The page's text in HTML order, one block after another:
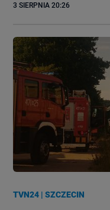
3 SIERPNIA 20:26
TVN24 |SZCZECIN